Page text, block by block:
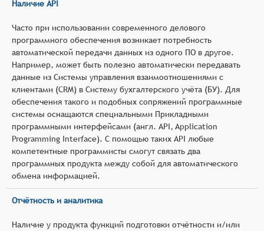
Наличие API
Часто при использовании современного делового
программного обеспечения возникает потребность
автоматической передачи данных из одного ПО в другое.
Например, может быть полезно автоматически передавать
данные из Системы управления взаимоотношениями с
клиентами (CRM) в Систему бухгалтерского учёта (БУ). Для
обеспечения такого и подобных сопряжений программные
системы оснащаются специальными Прикладными
программными интерфейсами (англ. API, Application
Programming Interface). С помощью таких API любые
компетентные программисты смогут связать два
программных продукта между собой для автоматического
обмена информацией.
Отчётность и аналитика
Наличие у продукта функций подготовки отчётности и/или